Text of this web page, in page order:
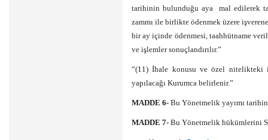
tarihinin bulunduğu aya mal edilerek
zammı ile birlikte ödenmek üzere
bir ay içinde ödenmesi, taahhütname
ve işlemler sonuçlandırılır.”
“(11) İhale konusu ve özel nitelikteki
yapılacağı Kurumca belirlenir.”
MADDE 6- Bu Yönetmelik yayımı
MADDE 7- Bu Yönetmelik hükümlerini